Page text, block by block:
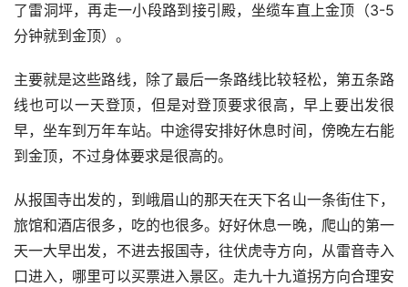
了雷洞坪，再走一小段路到接引殿，坐缆车直上金顶（3-5
分钟就到金顶）。
主要就是这些路线，除了最后一条路线比较轻松，第五条路
线也可以一天登顶，但是对登顶要求很高，早上要出发很
早，坐车到万年车站。中途得安排好休息时间，傍晚左右能
到金顶，不过身体要求是很高的。
从报国寺出发的，到峨眉山的那天在天下名山一条街住下，
旅馆和酒店很多，吃的也很多。好好休息一晚，爬山的第一
天一大早出发，不进去报国寺，往伏虎寺方向，从雷音寺入
口进入，哪里可以买票进入景区。走九十九道拐方向合理安